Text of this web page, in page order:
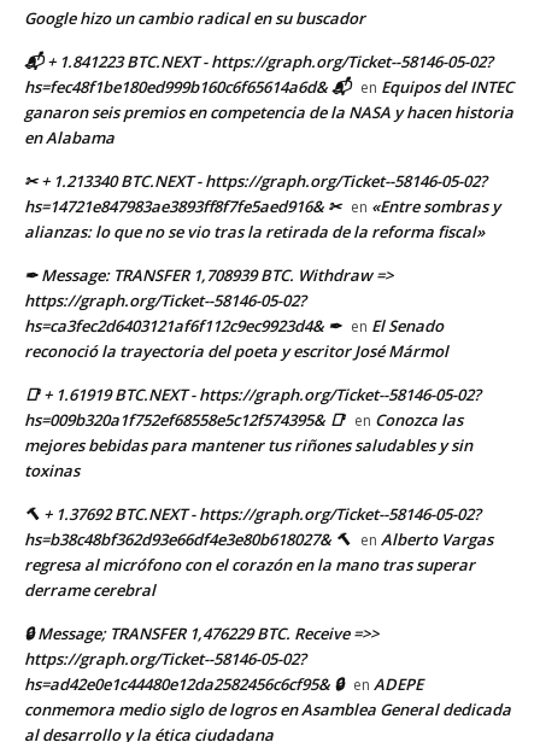
Google hizo un cambio radical en su buscador
📬 + 1.841223 BTC.NEXT - https://graph.org/Ticket--58146-05-02?
hs=fec48f1be180ed999b160c6f65614a6d& 📬 en Equipos del INTEC
ganaron seis premios en competencia de la NASA y hacen historia
en Alabama
✂ + 1.213340 BTC.NEXT - https://graph.org/Ticket--58146-05-02?
hs=14721e847983ae3893ff8f7fe5aed916& ✂ en «Entre sombras y
alianzas: lo que no se vio tras la retirada de la reforma fiscal»
✒ Message: TRANSFER 1,708939 BTC. Withdraw =>
https://graph.org/Ticket--58146-05-02?
hs=ca3fec2d6403121af6f112c9ec9923d4& ✒ en El Senado
reconoció la trayectoria del poeta y escritor José Mármol
📑 + 1.61919 BTC.NEXT - https://graph.org/Ticket--58146-05-02?
hs=009b320a1f752ef68558e5c12f574395& 📑 en Conozca las
mejores bebidas para mantener tus riñones saludables y sin
toxinas
🔨 + 1.37692 BTC.NEXT - https://graph.org/Ticket--58146-05-02?
hs=b38c48bf362d93e66df4e3e80b618027& 🔨 en Alberto Vargas
regresa al micrófono con el corazón en la mano tras superar
derrame cerebral
🔒 Message; TRANSFER 1,476229 BTC. Receive =>>
https://graph.org/Ticket--58146-05-02?
hs=ad42e0e1c44480e12da2582456c6cf95& 🔒 en ADEPE
conmemora medio siglo de logros en Asamblea General dedicada
al desarrollo y la ética ciudadana